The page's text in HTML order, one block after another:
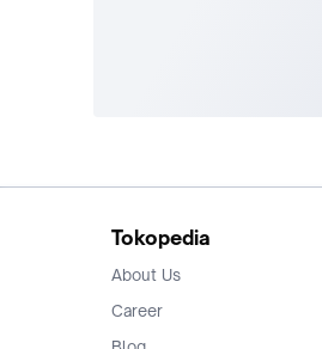
Tokopedia
About Us
Career